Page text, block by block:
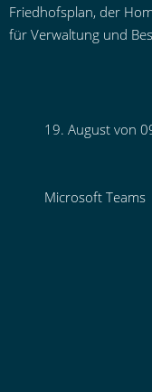
Friedhofsplan, der
für Verwaltung und
19. August von
Microsoft Teams